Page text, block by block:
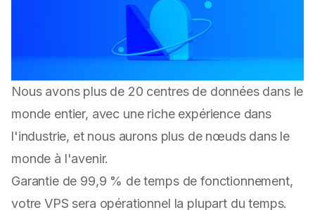
Nous avons plus de 20 centres de données dans le
monde entier, avec une riche expérience dans
l'industrie, et nous aurons plus de nœuds dans le
monde à l'avenir.
Garantie de 99,9 % de temps de fonctionnement,
votre VPS sera opérationnel la plupart du temps.